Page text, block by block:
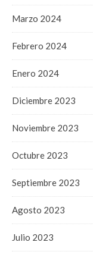
Marzo 2024
Febrero 2024
Enero 2024
Diciembre 2023
Noviembre 2023
Octubre 2023
Septiembre 2023
Agosto 2023
Julio 2023